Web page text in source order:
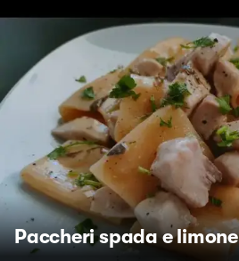
Paccheri spada e limone